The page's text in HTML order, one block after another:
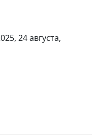
24 августа,